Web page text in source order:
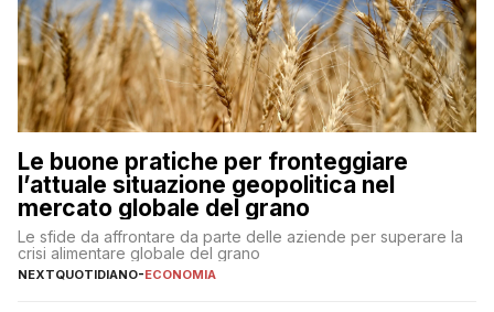
Le buone pratiche per fronteggiare
l’attuale situazione geopolitica nel
mercato globale del grano
Le sfide da affrontare da parte delle aziende per superare la
crisi alimentare globale del grano
NEXTQUOTIDIANO-ECONOMIA